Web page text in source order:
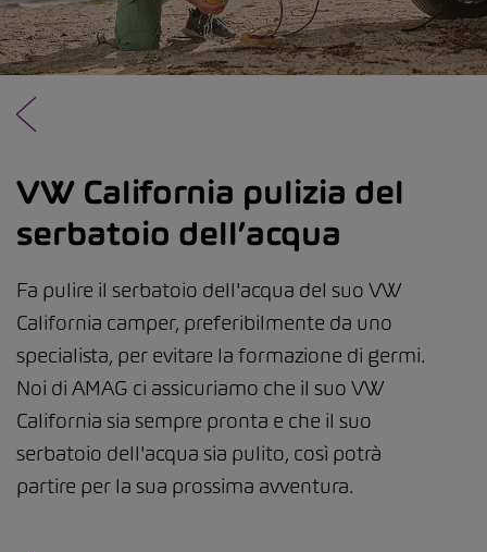
VW California pulizia del
serbatoio dell’acqua
Fa pulire il serbatoio dell'acqua del suo VW
California camper, preferibilmente da uno
specialista, per evitare la formazione di germi.
Noi di AMAG ci assicuriamo che il suo VW
California sia sempre pronta e che il suo
serbatoio dell'acqua sia pulito, così potrà
partire per la sua prossima avventura.